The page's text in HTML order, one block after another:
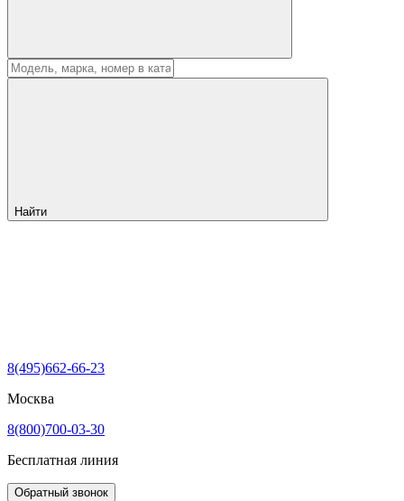
Найти
8(495)662-66-23
Москва
8(800)700-03-30
Бесплатная линия
Обратный звонок